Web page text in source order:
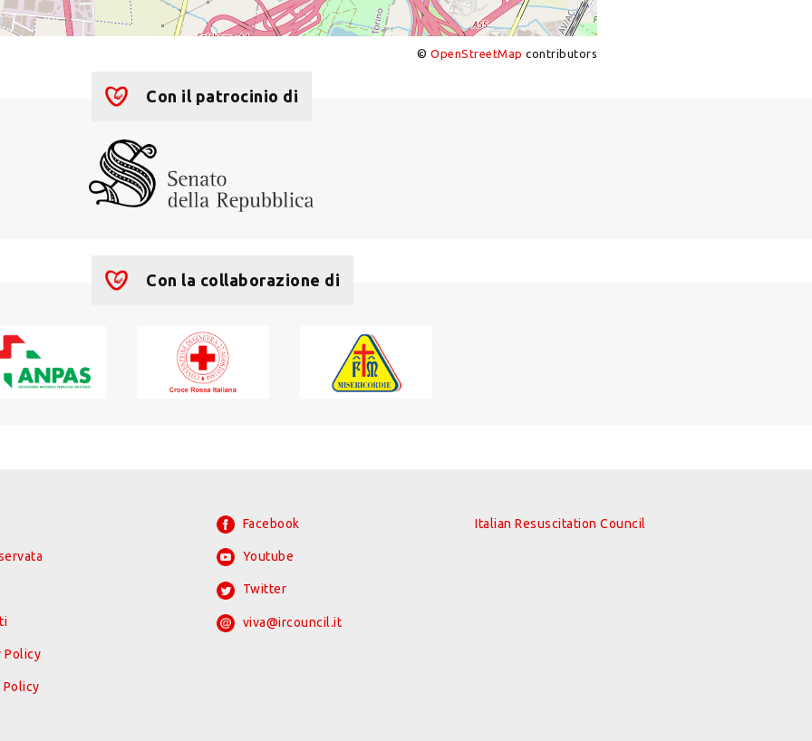
© OpenStreetMap contributors
Con il patrocinio di
Con la collaborazione di
Policy
Policy
Facebook
Youtube
Twitter
viva@ircouncil.it
Italian Resuscitation Council